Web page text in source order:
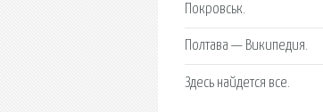
Покровськ.
Полтава — Википедия.
Здесь найдется все.